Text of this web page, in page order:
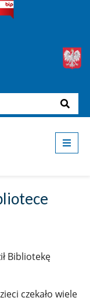
Szukaj
Bibliotekę
czekało wiele